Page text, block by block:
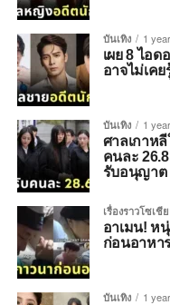
บันเทิง 1
เผย 8 ไอ
อาจไม่เค
บันเทิง 1
ศาลเกาห
คนละ
รับอนุญาต
เรื่องราวโซเชี
อาเมน! ห
ก่อนอาหา
บันเทิง 1